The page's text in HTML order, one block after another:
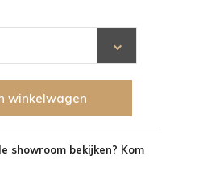
winkelwagen
showroom bekijken? Kom